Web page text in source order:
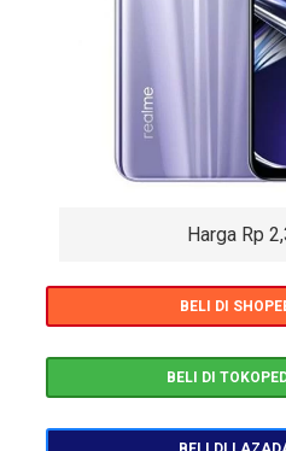
Harga Rp
BELI DI
BELI DI